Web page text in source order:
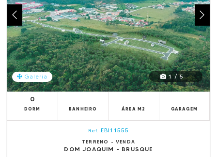
Galeria 1 / 5
0
DORM BANHEIRO ÁREA M2 GARAGEM
Ref. EBI11555
TERRENO - VENDA
DOM JOAQUIM - BRUSQUE